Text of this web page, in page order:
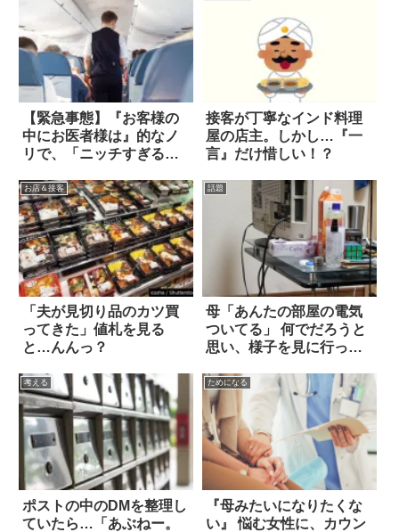
【緊急事態】『お客様の
中にお医者様は』的なノ
リで、「ニッチすぎる募
接客が丁寧なインド料理
屋の店主。しかし…『一
言』だけ惜しい！？
お店＆接客
「夫が見切り品のカツ買
ってきた」値札を見る
と…んんっ？
話題
母「あんたの部屋の電気
ついてる」 何でだろうと
思い、様子を見に行った
考える
ポストの中のDMを整理し
ていたら…「あぶねー。
ためになる
『母みたいになりたくな
い』 悩む女性に、カウン